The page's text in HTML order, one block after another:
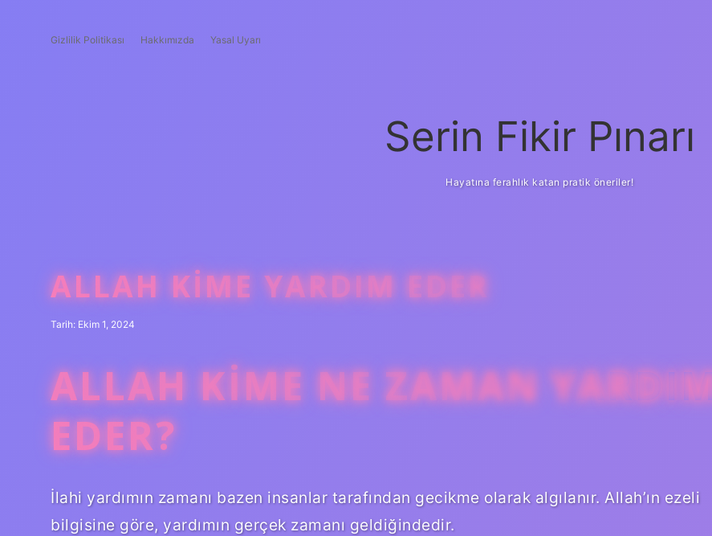
Gizlilik Politikası Hakkımızda Yasal Uyarı
Serin Fikir Pınarı
Hayatına ferahlık katan pratik öneriler!
ALLAH KIME YARDIM EDER
Tarih: Ekim 1, 2024
ALLAH KIME NE ZAMAN
EDER?
İlahi yardımın zamanı bazen insanlar tarafından gecikme olarak algılanır. Allah’ın ezeli
bilgisine göre, yardımın gerçek zamanı geldiğindedir.